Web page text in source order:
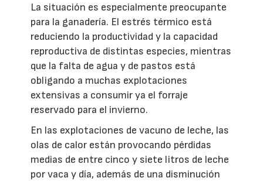
La situación es especialmente preocupante
para la ganadería. El estrés térmico está
reduciendo la productividad y la capacidad
reproductiva de distintas especies, mientras
que la falta de agua y de pastos está
obligando a muchas explotaciones
extensivas a consumir ya el forraje
reservado para el invierno.
En las explotaciones de vacuno de leche, las
olas de calor están provocando pérdidas
medias de entre cinco y siete litros de leche
por vaca y día, además de una disminución